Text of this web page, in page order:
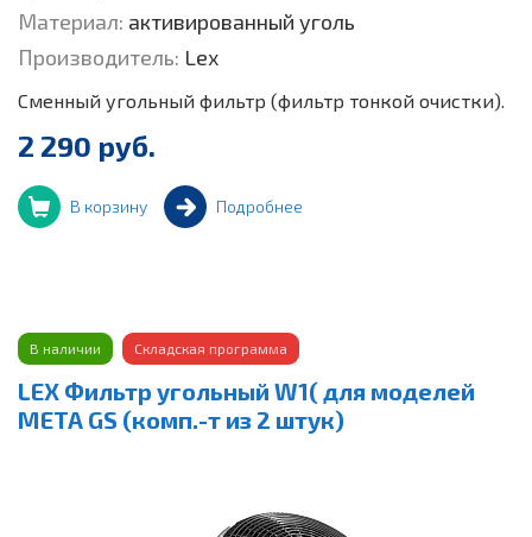
Материал: активированный уголь
Производитель: Lex
Сменный угольный фильтр (фильтр тонкой очистки).
2 290 руб.
В корзину Подробнее
В наличии Складская программа
LEX Фильтр угольный W1( для моделей
META GS (комп.-т из 2 штук)